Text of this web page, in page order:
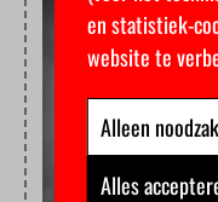
en statistiek-
website te
Alleen
Alles